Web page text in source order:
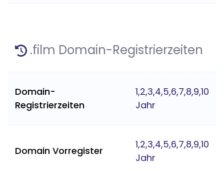
.film Domain-Registrierzeiten
Domain-
Registrierzeiten
1,2,3,4,5,6,7,8,9,10
Jahr
Domain Vorregister
1,2,3,4,5,6,7,8,9,10
Jahr